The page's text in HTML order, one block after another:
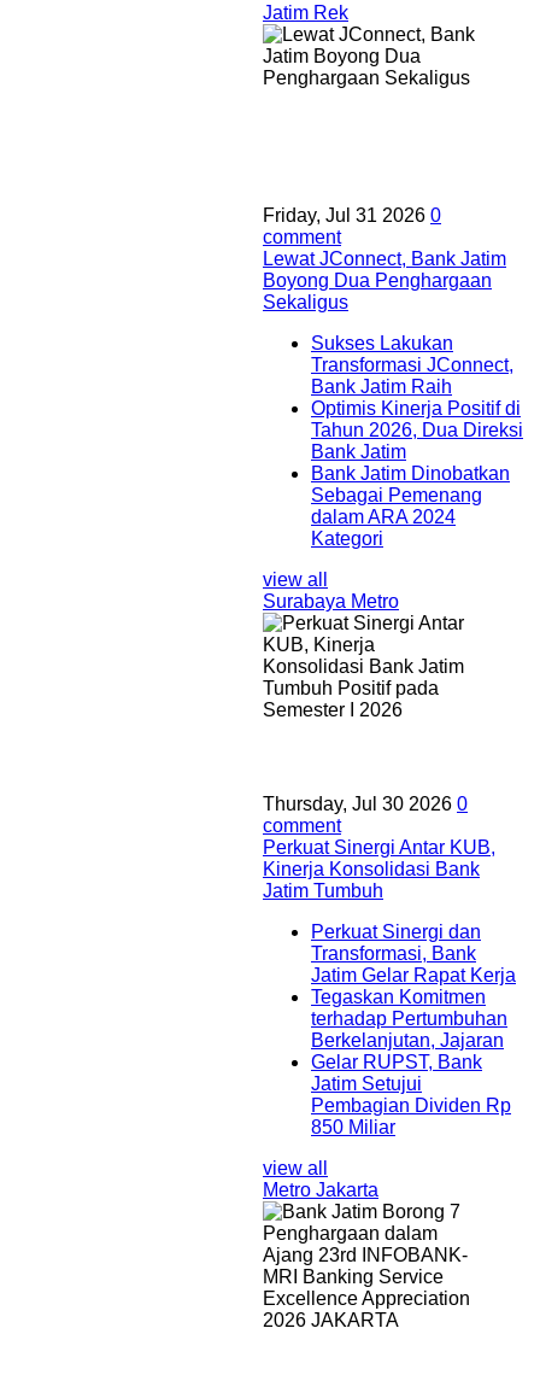
Jatim Rek
Friday, Jul 31 2026 0
comment
Lewat JConnect, Bank Jatim
Boyong Dua Penghargaan
Sekaligus
Sukses Lakukan
Transformasi JConnect,
Bank Jatim Raih
Optimis Kinerja Positif di
Tahun 2026, Dua Direksi
Bank Jatim
Bank Jatim Dinobatkan
Sebagai Pemenang
dalam ARA 2024
Kategori
view all
Surabaya Metro
Thursday, Jul 30 2026 0
comment
Perkuat Sinergi Antar KUB,
Kinerja Konsolidasi Bank
Jatim Tumbuh
Perkuat Sinergi dan
Transformasi, Bank
Jatim Gelar Rapat Kerja
Tegaskan Komitmen
terhadap Pertumbuhan
Berkelanjutan, Jajaran
Gelar RUPST, Bank
Jatim Setujui
Pembagian Dividen Rp
850 Miliar
view all
Metro Jakarta